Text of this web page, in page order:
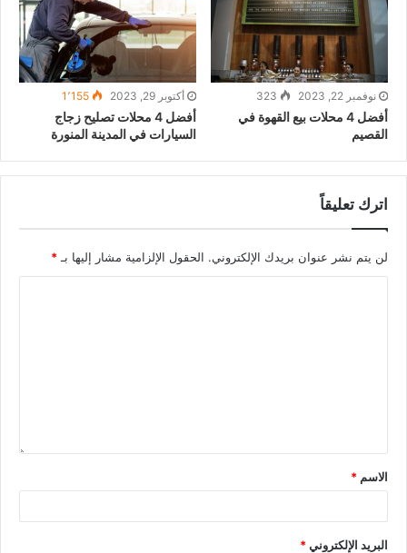
نوفمبر 22, 2023 323
أفضل 4 محلات بيع القهوة في
القصيم
أكتوبر 29, 2023 1٬155
أفضل 4 محلات تصليح زجاج
السيارات في المدينة المنورة
اترك تعليقاً
لن يتم نشر عنوان بريدك الإلكتروني. الحقول الإلزامية مشار إليها بـ *
الاسم *
البريد الإلكتروني*